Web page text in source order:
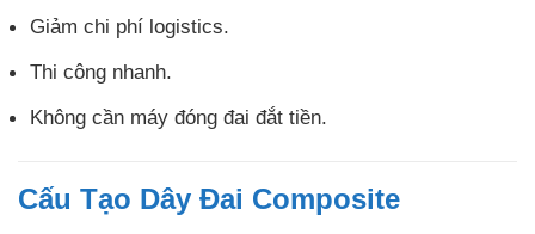
Giảm chi phí logistics.
Thi công nhanh.
Không cần máy đóng đai đắt tiền.
Cấu Tạo Dây Đai Composite